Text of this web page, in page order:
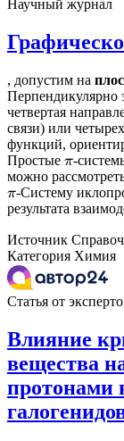
Научный журнал
, допустим на
Перпендикулярно
четвертая
связи) или
функций,
Простые π-
можно
π-Систему
результата
Источник
Категория Химия
Статья от
Влияние
вещества
протонами